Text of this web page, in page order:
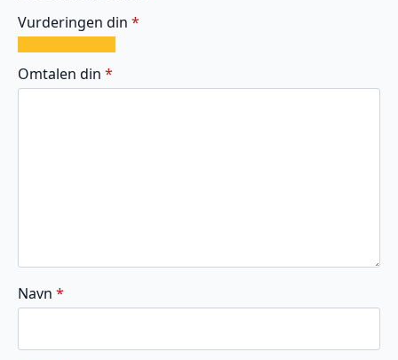
Vurderingen din *
av
5
av
5
av
5
av
5
av
5
Omtalen din *
Navn *